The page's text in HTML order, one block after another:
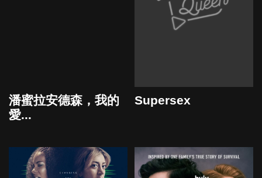
潘蜜拉安德森，我的
愛...
Supersex